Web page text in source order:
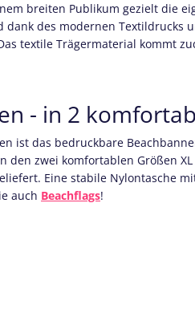
breiten Publikum gezielt die
des modernen Textildrucks
textile Trägermaterial kommt
- in 2
das bedruckbare
zwei komfortablen Größen XL
Eine stabile Nylontasche
auch Beachflags!